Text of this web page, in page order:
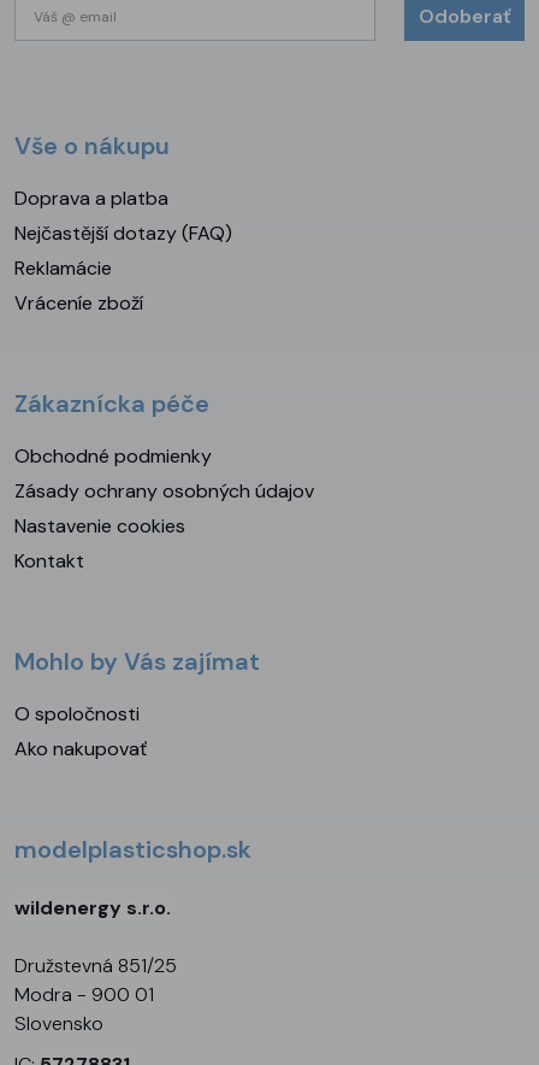
Odoberať
Vše o nákupu
Doprava a platba
Nejčastější dotazy (FAQ)
Reklamácie
Vráceníe zboží
Zákaznícka péče
Obchodné podmienky
Zásady ochrany osobných údajov
Nastavenie cookies
Kontakt
Mohlo by Vás zajímat
O spoločnosti
Ako nakupovať
modelplasticshop.sk
wildenergy s.r.o.
Družstevná 851/25
Modra - 900 01
Slovensko